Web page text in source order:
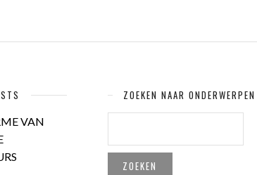
VAN
ZOEKEN NAAR ONDERWERPEN